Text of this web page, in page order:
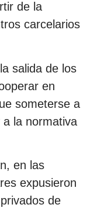
de la
carcelarios
salida de los
en
someterse a
a la normativa
en las
expusieron
de